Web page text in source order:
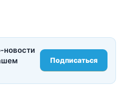
новости
Подписаться